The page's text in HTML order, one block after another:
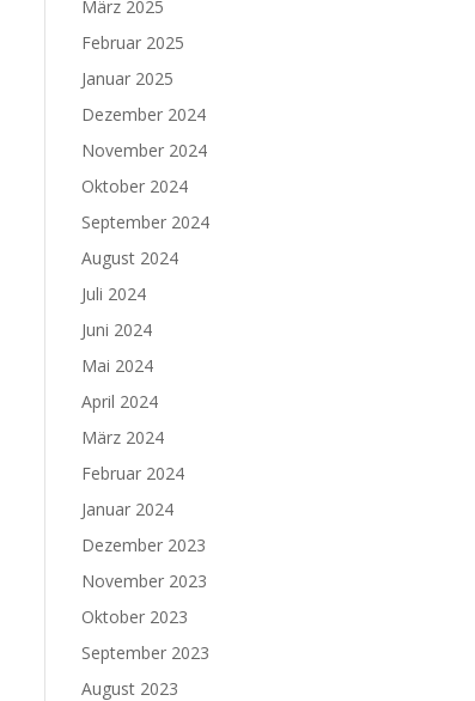
März 2025
Februar 2025
Januar 2025
Dezember 2024
November 2024
Oktober 2024
September 2024
August 2024
Juli 2024
Juni 2024
Mai 2024
April 2024
März 2024
Februar 2024
Januar 2024
Dezember 2023
November 2023
Oktober 2023
September 2023
August 2023